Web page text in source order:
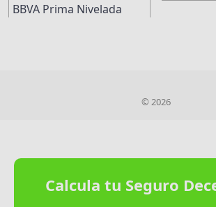
BBVA Prima Nivelada
© 2026
Calcula tu Seguro